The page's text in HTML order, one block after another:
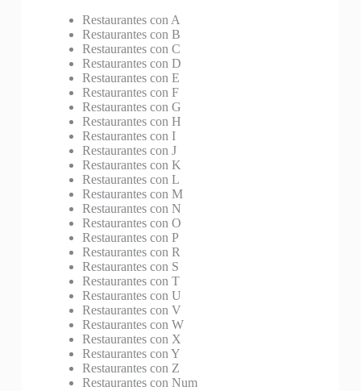
Restaurantes con A
Restaurantes con B
Restaurantes con C
Restaurantes con D
Restaurantes con E
Restaurantes con F
Restaurantes con G
Restaurantes con H
Restaurantes con I
Restaurantes con J
Restaurantes con K
Restaurantes con L
Restaurantes con M
Restaurantes con N
Restaurantes con O
Restaurantes con P
Restaurantes con R
Restaurantes con S
Restaurantes con T
Restaurantes con U
Restaurantes con V
Restaurantes con W
Restaurantes con X
Restaurantes con Y
Restaurantes con Z
Restaurantes con Num